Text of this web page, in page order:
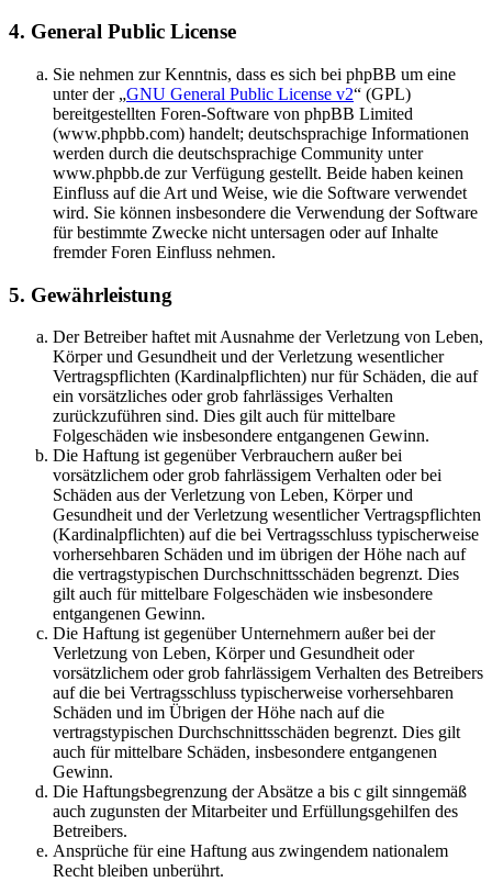
4. General Public License
Sie nehmen zur Kenntnis, dass es sich bei phpBB um eine
unter der „GNU General Public License v2“ (GPL)
bereitgestellten Foren-Software von phpBB Limited
(www.phpbb.com) handelt; deutschsprachige Informationen
werden durch die deutschsprachige Community unter
www.phpbb.de zur Verfügung gestellt. Beide haben keinen
Einfluss auf die Art und Weise, wie die Software verwendet
wird. Sie können insbesondere die Verwendung der Software
für bestimmte Zwecke nicht untersagen oder auf Inhalte
fremder Foren Einfluss nehmen.
5. Gewährleistung
Der Betreiber haftet mit Ausnahme der Verletzung von Leben,
Körper und Gesundheit und der Verletzung wesentlicher
Vertragspflichten (Kardinalpflichten) nur für Schäden, die auf
ein vorsätzliches oder grob fahrlässiges Verhalten
zurückzuführen sind. Dies gilt auch für mittelbare
Folgeschäden wie insbesondere entgangenen Gewinn.
Die Haftung ist gegenüber Verbrauchern außer bei
vorsätzlichem oder grob fahrlässigem Verhalten oder bei
Schäden aus der Verletzung von Leben, Körper und
Gesundheit und der Verletzung wesentlicher Vertragspflichten
(Kardinalpflichten) auf die bei Vertragsschluss typischerweise
vorhersehbaren Schäden und im übrigen der Höhe nach auf
die vertragstypischen Durchschnittsschäden begrenzt. Dies
gilt auch für mittelbare Folgeschäden wie insbesondere
entgangenen Gewinn.
Die Haftung ist gegenüber Unternehmern außer bei der
Verletzung von Leben, Körper und Gesundheit oder
vorsätzlichem oder grob fahrlässigem Verhalten des Betreibers
auf die bei Vertragsschluss typischerweise vorhersehbaren
Schäden und im Übrigen der Höhe nach auf die
vertragstypischen Durchschnittsschäden begrenzt. Dies gilt
auch für mittelbare Schäden, insbesondere entgangenen
Gewinn.
Die Haftungsbegrenzung der Absätze a bis c gilt sinngemäß
auch zugunsten der Mitarbeiter und Erfüllungsgehilfen des
Betreibers.
Ansprüche für eine Haftung aus zwingendem nationalem
Recht bleiben unberührt.